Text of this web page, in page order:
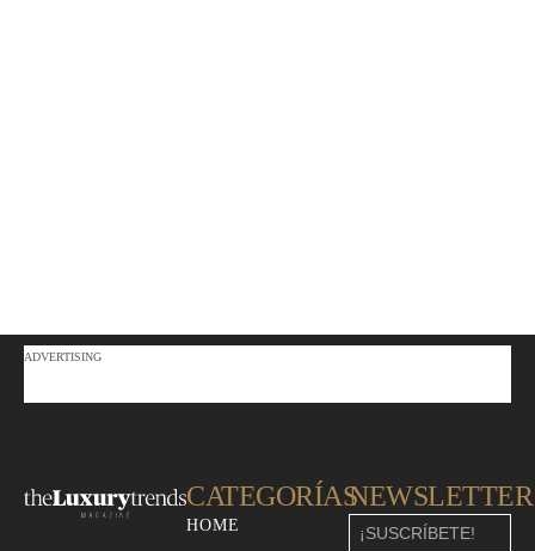
ADVERTISING
CATEGORÍAS
HOME
NEWSLETTER